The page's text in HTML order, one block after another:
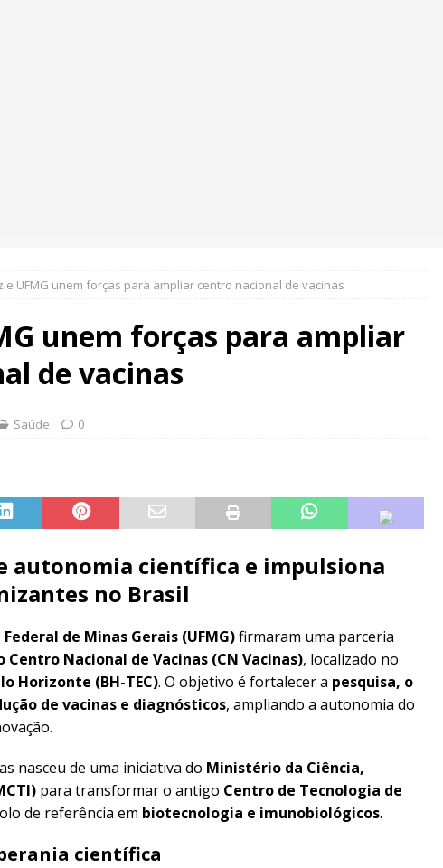
e UFMG unem forças para ampliar centro nacional de vacinas
unem forças para ampliar
de vacinas
Saúde 0
autonomia científica e impulsiona
no Brasil
de Minas Gerais (UFMG)firmaram uma parceria
Centro Nacional de Vacinas (CN Vacinas), localizado no
Horizonte (BH-TEC). O objetivo é fortalecer a pesquisa, o
de vacinas e diagnósticos, ampliando a autonomia do
nasceu de uma iniciativa do Ministério da Ciência,
para transformar o antigo Centro de Tecnologia de
de referência em biotecnologia e imunobiológicos.
científica